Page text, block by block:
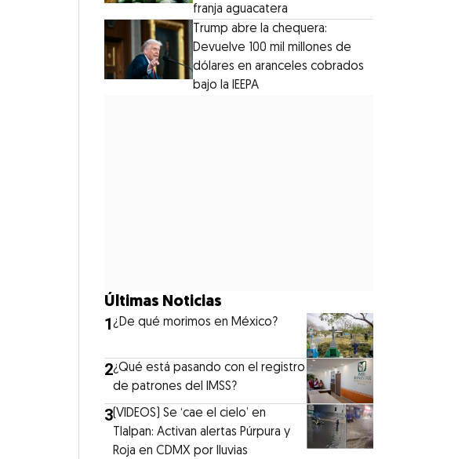
franja aguacatera
Trump abre la chequera:
Devuelve 100 mil millones de
dólares en aranceles cobrados
bajo la IEEPA
Últimas Noticias
1¿De qué morimos en México?
2¿Qué está pasando con el registro
de patrones del IMSS?
3(VIDEOS) Se ‘cae el cielo’ en
Tlalpan: Activan alertas Púrpura y
Roja en CDMX por lluvias